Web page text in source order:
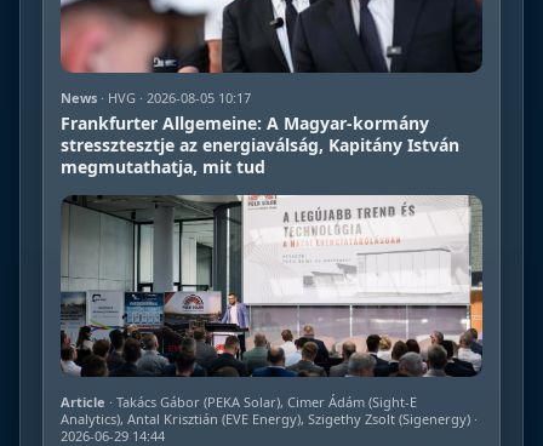
News · HVG · 2026-08-05 10:17
Frankfurter Allgemeine: A Magyar-kormány
stressztesztje az energiaválság, Kapitány István
megmutathatja, mit tud
Article · Takács Gábor (PEKA Solar), Cimer Ádám (Sight-E
Analytics), Antal Krisztián (EVE Energy), Szigethy Zsolt (Sigenergy) ·
2026-06-29 14:44